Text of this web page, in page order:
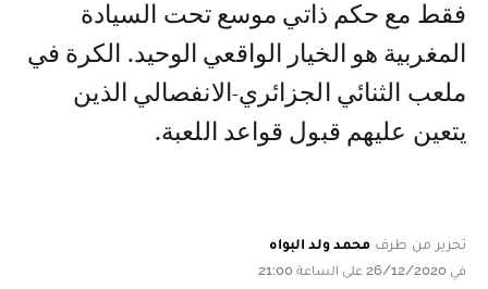
فقط مع حكم ذاتي موسع تحت السيادة
المغربية هو الخيار الواقعي الوحيد. الكرة في
ملعب الثنائي الجزائري-الانفصالي الذين
يتعين عليهم قبول قواعد اللعبة.
تحرير من طرف محمد ولد البواه
في 26/12/2020 على الساعة 21:00